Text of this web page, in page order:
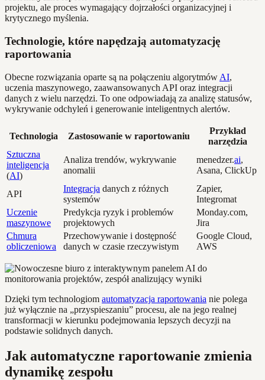
projektu, ale proces wymagający dojrzałości organizacyjnej i
krytycznego myślenia.
Technologie, które napędzają automatyzację
raportowania
Obecne rozwiązania oparte są na połączeniu algorytmów AI,
uczenia maszynowego, zaawansowanych API oraz integracji
danych z wielu narzędzi. To one odpowiadają za analizę statusów,
wykrywanie odchyleń i generowanie inteligentnych alertów.
Technologia Zastosowanie w raportowaniu
Przykład
narzędzia
Sztuczna
inteligencja
(AI)
Analiza trendów, wykrywanie
anomalii
menedzer.ai,
Asana, ClickUp
API
Integracja danych z różnych
systemów
Zapier,
Integromat
Uczenie
maszynowe
Predykcja ryzyk i problemów
projektowych
Monday.com,
Jira
Chmura
obliczeniowa
Przechowywanie i dostępność
danych w czasie rzeczywistym
Google Cloud,
AWS
Dzięki tym technologiom automatyzacja raportowania nie polega
już wyłącznie na „przyspieszaniu” procesu, ale na jego realnej
transformacji w kierunku podejmowania lepszych decyzji na
podstawie solidnych danych.
Jak automatyczne raportowanie zmienia
dynamikę zespołu